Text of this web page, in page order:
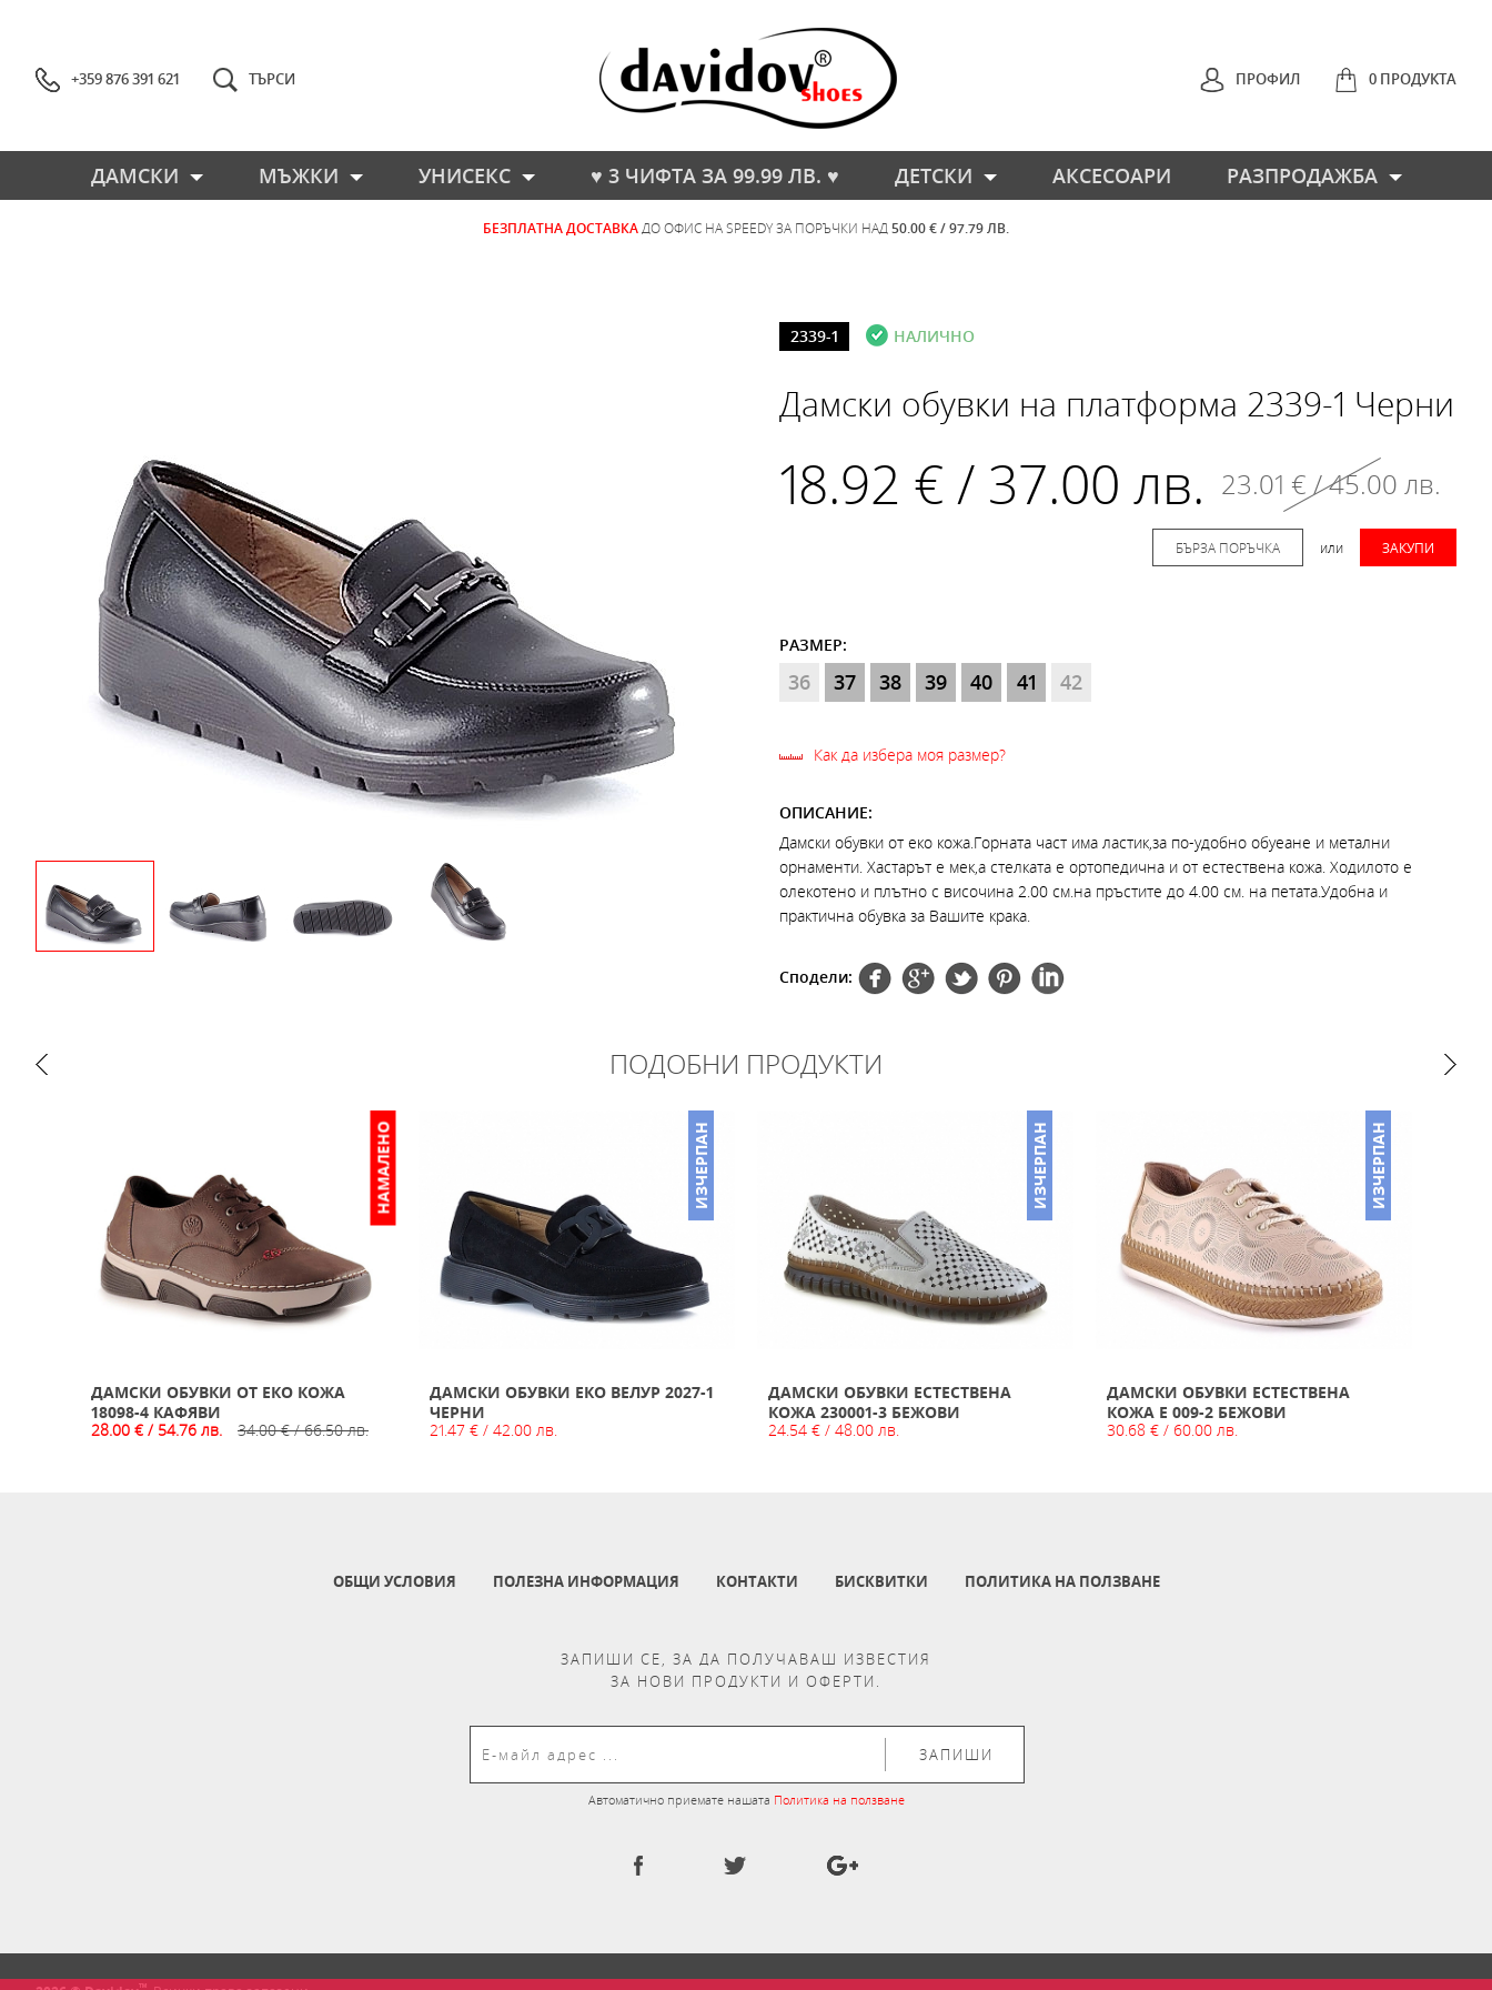
+359 876 391 621 0 ПРОДУКТА
ТЪРСИ ПРОФИЛ
ДАМСКИ МЪЖКИ УНИСЕКС ♥ 3 ЧИФТА ЗА 99.99 ЛВ. ♥ ДЕТСКИ АКСЕСОАРИ РАЗПРОДАЖБА
БЕЗПЛАТНА ДОСТАВКА ДО ОФИС НА SPEEDY ЗА ПОРЪЧКИ НАД 50.00 € / 97.79 ЛВ.
2339-1 НАЛИЧНО
Дамски обувки на платформа 2339-1 Черни
18.92 € / 37.00 лв. 23.01 € / 45.00 лв.
ЗАКУПИ
или
БЪРЗА ПОРЪЧКА
РАЗМЕР:
36 37 38 39 40 41 42
Как да избера моя размер?
ОПИСАНИЕ:
Дамски обувки от еко кожа.Горната част има ластик,за по-удобно обуеане и метални
орнаменти. Хастарът е мек,а стелката е ортопедична и от естествена кожа. Ходилото е
олекотено и плътно с височина 2.00 см.на пръстите до 4.00 см. на петата.Удобна и
практична обувка за Вашите крака.
Сподели:
ПОДОБНИ ПРОДУКТИ
НАМАЛЕНО
ДАМСКИ ОБУВКИ ОТ ЕКО КОЖА
18098-4 КАФЯВИ
28.00 € / 54.76 лв.
34.00 € / 66.50 лв.
ИЗЧЕРПАН
ДАМСКИ ОБУВКИ ЕКО ВЕЛУР 2027-1
ЧЕРНИ
21.47 € / 42.00 лв.
ИЗЧЕРПАН
ДАМСКИ ОБУВКИ ЕСТЕСТВЕНА
КОЖА 230001-3 БЕЖОВИ
24.54 € / 48.00 лв.
ИЗЧЕРПАН
ДАМСКИ ОБУВКИ ЕСТЕСТВЕНА
КОЖА E 009-2 БЕЖОВИ
30.68 € / 60.00 лв.
ОБЩИ УСЛОВИЯ ПОЛЕЗНА ИНФОРМАЦИЯ КОНТАКТИ БИСКВИТКИ ПОЛИТИКА НА ПОЛЗВАНЕ
ЗАПИШИ СЕ, ЗА ДА ПОЛУЧАВАШ ИЗВЕСТИЯ
ЗА НОВИ ПРОДУКТИ И ОФЕРТИ.
ЗАПИШИ
Автоматично приемате нашата Политика на ползване
™